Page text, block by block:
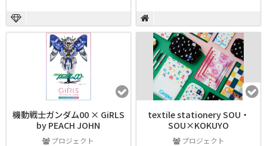
機動戦士ガンダム00 × GiRLS
by PEACH JOHN
プロジェクト
textile stationery SOU・
SOU×KOKUYO
プロジェクト